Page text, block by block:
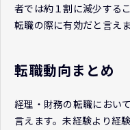
者では約１割に減少する
転職の際に有効だと言えま
転職動向まとめ
経理・財務の転職におい
言えます。未経験より経